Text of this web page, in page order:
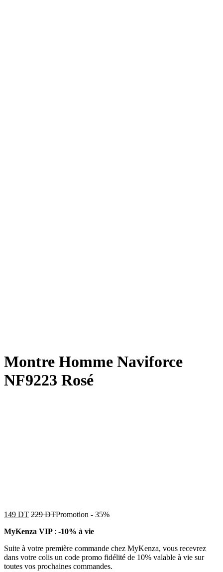
Montre Homme Naviforce
NF9223 Rosé
149 DT 229DTPromotion - 35%
MyKenza VIP : -10% à vie
Suite à votre première commande chez MyKenza, vous recevrez
dans votre colis un code promo fidélité de 10% valable à vie sur
toutes vos prochaines commandes.